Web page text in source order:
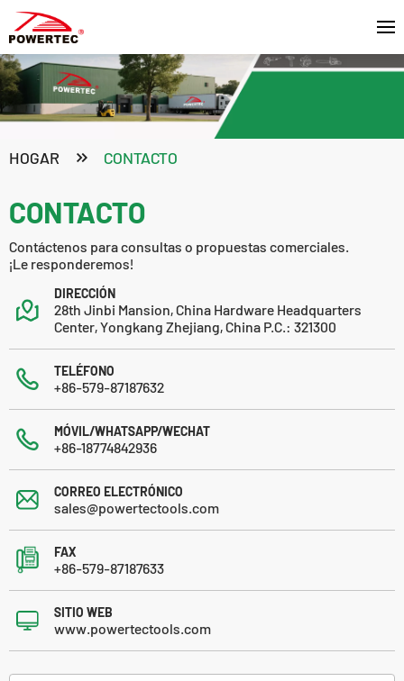
HOGAR CONTACTO
CONTACTO
Contáctenos para consultas o propuestas comerciales.
¡Le responderemos!
DIRECCIÓN
28th Jinbi Mansion, China Hardware Headquarters
Center, Yongkang Zhejiang, China P.C.: 321300
TELÉFONO
+86-579-87187632
MÓVIL/WHATSAPP/WECHAT
+86-18774842936
CORREO ELECTRÓNICO
sales@powertectools.com
FAX
+86-579-87187633
SITIO WEB
www.powertectools.com